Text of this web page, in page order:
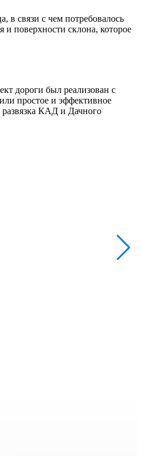
в связи с чем потребовалось
поверхности склона, которое
дороги был реализован с
простое и эффективное
развязка КАД и Дачного